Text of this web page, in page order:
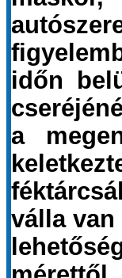
időn
a
válla